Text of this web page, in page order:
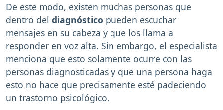
De este modo, existen muchas personas que
dentro del diagnóstico pueden escuchar
mensajes en su cabeza y que los llama a
responder en voz alta. Sin embargo, el especialista
menciona que esto solamente ocurre con las
personas diagnosticadas y que una persona haga
esto no hace que precisamente esté padeciendo
un trastorno psicológico.